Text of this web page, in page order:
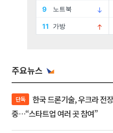
주요뉴스
단독
중…“스타트업 여러 곳 참여”